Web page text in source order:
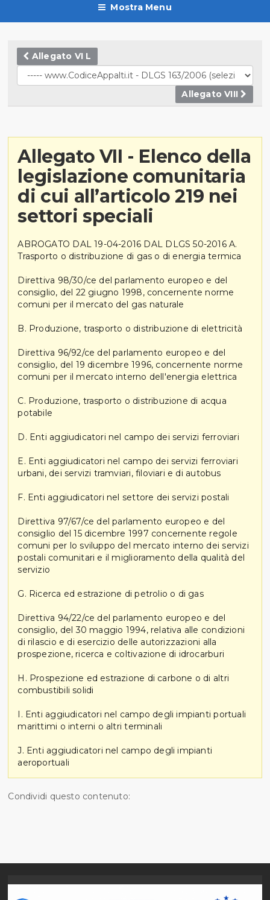
Mostra Menu
Allegato VI L
Allegato VIII
Allegato VII - Elenco della
legislazione comunitaria
di cui all’articolo 219 nei
settori speciali
ABROGATO DAL 19-04-2016 DAL DLGS 50-2016 A.
Trasporto o distribuzione di gas o di energia termica
Direttiva 98/30/ce del parlamento europeo e del
consiglio, del 22 giugno 1998, concernente norme
comuni per il mercato del gas naturale
B. Produzione, trasporto o distribuzione di elettricità
Direttiva 96/92/ce del parlamento europeo e del
consiglio, del 19 dicembre 1996, concernente norme
comuni per il mercato interno dell'energia elettrica
C. Produzione, trasporto o distribuzione di acqua
potabile
D. Enti aggiudicatori nel campo dei servizi ferroviari
E. Enti aggiudicatori nel campo dei servizi ferroviari
urbani, dei servizi tramviari, filoviari e di autobus
F. Enti aggiudicatori nel settore dei servizi postali
Direttiva 97/67/ce del parlamento europeo e del
consiglio del 15 dicembre 1997 concernente regole
comuni per lo sviluppo del mercato interno dei servizi
postali comunitari e il miglioramento della qualità del
servizio
G. Ricerca ed estrazione di petrolio o di gas
Direttiva 94/22/ce del parlamento europeo e del
consiglio, del 30 maggio 1994, relativa alle condizioni
di rilascio e di esercizio delle autorizzazioni alla
prospezione, ricerca e coltivazione di idrocarburi
H. Prospezione ed estrazione di carbone o di altri
combustibili solidi
I. Enti aggiudicatori nel campo degli impianti portuali
marittimi o interni o altri terminali
J. Enti aggiudicatori nel campo degli impianti
aeroportuali
Condividi questo contenuto: